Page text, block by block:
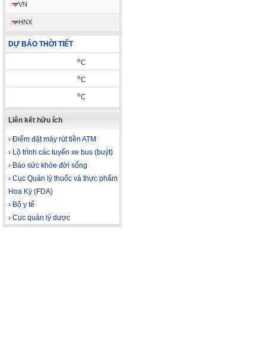
VN
HNX
DỰ BÁO THỜI TIẾT
oC
oC
oC
Liên kết hữu ích
› Điểm đặt máy rút tiền ATM
› Lộ trình các tuyến xe bus (buýt)
› Báo sức khỏe đời sống
› Cục Quản lý thuốc và thực phẩm
Hoa Kỳ (FDA)
› Bộ y tế
› Cục quản lý dược